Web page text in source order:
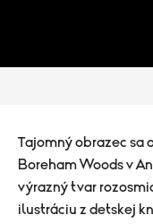
Tajomný obrazec sa
Boreham Woods v
výrazný tvar
ilustráciu z detskej